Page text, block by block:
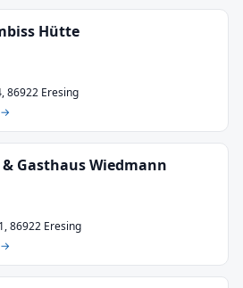
Hütte
86922 Eresing
→
Gasthaus Wiedmann
86922 Eresing
→